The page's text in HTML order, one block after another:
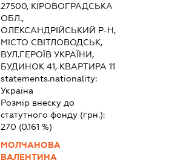
27500, КІРОВОГРАДСЬКА
ОБЛ.,
ОЛЕКСАНДРІЙСЬКИЙ Р-Н,
МІСТО СВІТЛОВОДСЬК,
ВУЛ.ГЕРОЇВ УКРАЇНИ,
БУДИНОК 41, КВАРТИРА 11
statements.nationality:
Україна
Розмір внеску до
статутного фонду (грн.):
270 (0.161 %)
МОЛЧАНОВА
ВАЛЕНТИНА